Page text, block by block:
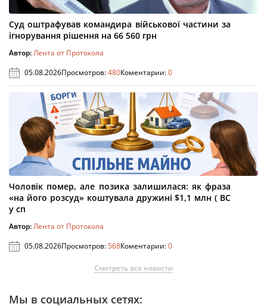
Суд оштрафував командира військової частини за
ігнорування рішення на 66 560 грн
Автор:Лента от Протокола
05.08.2026Просмотров:480Коментарии:0
Чоловік помер, але позика залишилася: як фраза
«на його розсуд» коштувала дружині $1,1 млн ( ВС
у сп
Автор:Лента от Протокола
05.08.2026Просмотров:568Коментарии:0
Смотреть все новости
Мы в социальных сетях: